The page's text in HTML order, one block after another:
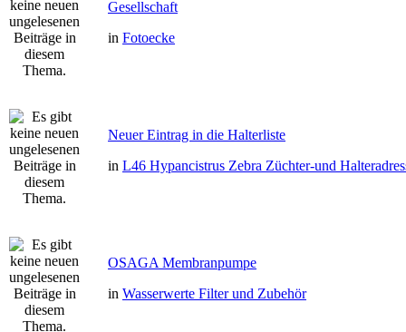
Gesellschaft
in Fotoecke
Neuer Eintrag in die Halterliste
in L46 Hypancistrus Zebra Züchter-und
OSAGA Membranpumpe
in Wasserwerte Filter und Zubehör